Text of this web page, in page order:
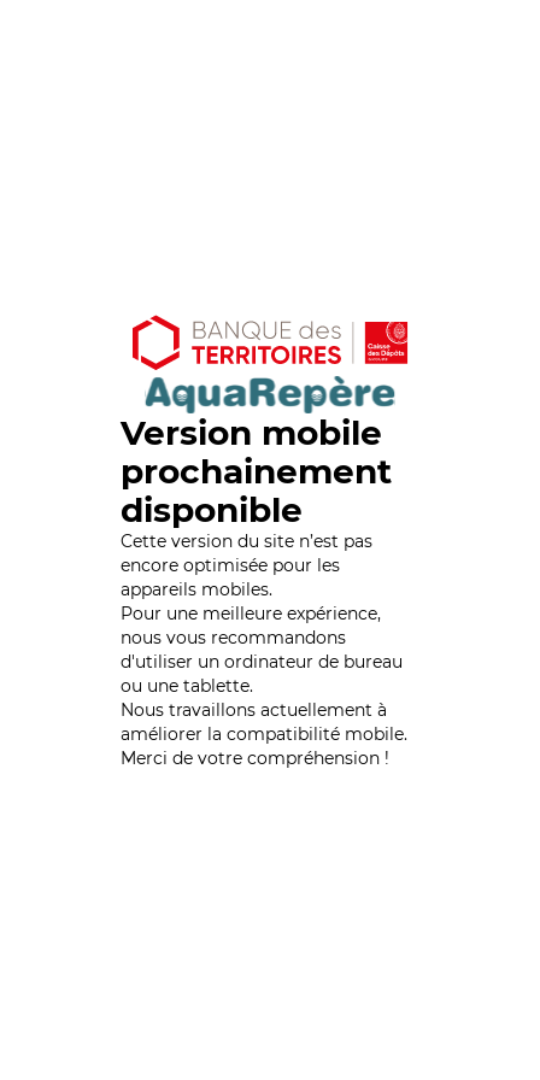
Version mobile
prochainement
disponible
Cette version du site n’est pas
encore optimisée pour les
appareils mobiles.
Pour une meilleure expérience,
nous vous recommandons
d'utiliser un ordinateur de bureau
ou une tablette.
Nous travaillons actuellement à
améliorer la compatibilité mobile.
Merci de votre compréhension !